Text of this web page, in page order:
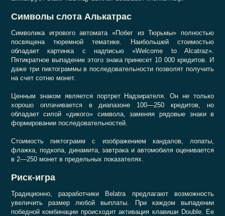
Символы слота Алькатрас
Символика игрового автомата «Побег из Тюрьмы» полностью
посвящена тюремной тематике. Наибольшей стоимостью
обладает картинка с надписью «Welcome to Alcatraz».
Пятикратное выпадение этого знака принесет 10 000 кредитов. И
даже три пиктограммы в последовательности позволят получить
на счет сотню монет.
Ценным знаком является портрет Надзирателя. Он не только
хорошо оплачивается в диапазоне 100—250 кредитов, но
обладает силой «дикого» символа, заменяя рядовые знаки в
формировании последовательностей.
Стоимость пиктограмм с изображением кандалов, лопаты,
флажка, подкопа, динамита, завтрака и автомобиля оценивается
в 2—250 монет в предельных показателях.
Риск-игра
Традиционно, разработчики Belatra предлагают возможность
увеличить размер любой выплаты. При каждом выпадении
победной комбинации происходит активация клавиши Double. Ее